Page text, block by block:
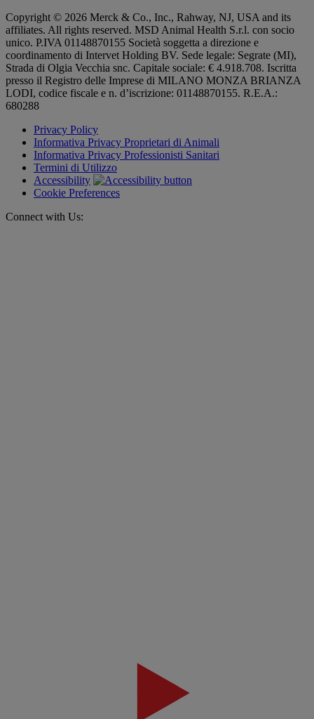
Copyright © 2026 Merck & Co., Inc., Rahway, NJ, USA and its
affiliates. All rights reserved. MSD Animal Health S.r.l. con socio
unico. P.IVA 01148870155 Società soggetta a direzione e
coordinamento di Intervet Holding BV. Sede legale: Segrate (MI),
Strada di Olgia Vecchia snc. Capitale sociale: € 4.918.708. Iscritta
presso il Registro delle Imprese di MILANO MONZA BRIANZA
LODI, codice fiscale e n. d’iscrizione: 01148870155. R.E.A.:
680288
Privacy Policy
Informativa Privacy Proprietari di Animali
Informativa Privacy Professionisti Sanitari
Termini di Utilizzo
Accessibility
Cookie Preferences
Connect with Us: